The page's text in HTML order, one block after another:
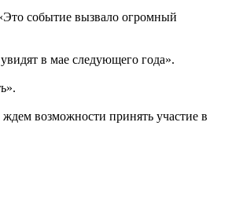
событие вызвало огромный
в мае следующего года».
возможности принять участие в